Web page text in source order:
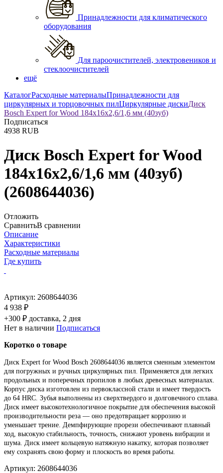
Принадлежности для климатического
оборудования
Для пароочистителей, электровеников и
стеклоочистителей
ещё
КаталогРасходные материалыПринадлежности для
циркулярных и торцовочных пилЦиркулярные дискиДиск
Bosch Expert for Wood 184х16х2,6/1,6 мм (40зуб)
Подписаться
4938 RUB
Диск Bosch Expert for Wood
184х16х2,6/1,6 мм (40зуб)
(2608644036)
Отложить
СравнитьВ сравнении
Описание
Характеристики
Расходные материалы
Где купить
Артикул: 2608644036
4 938 ₽
+300 ₽ доставка, 2 дня
Нет в наличии Подписаться
Коротко о товаре
Диск Expert for Wood Bosch 2608644036 является сменным элементом
для погружных и ручных циркулярных пил. Применяется для легких
продольных и поперечных пропилов в любых древесных материалах.
Корпус диска изготовлен из первоклассной стали и имеет твердость
до 64 HRC. Зубья выполнены из сверхтвердого и долговечного сплава.
Диск имеет высокотехнологичное покрытие для обеспечения высокой
производительности реза — оно предотвращает коррозию и
уменьшает трение. Демпфирующие прорези обеспечивают плавный
ход, высокую стабильность, точность, снижают уровень вибрации и
шума. Диск имеет кольцевую натяжную накатку, которая позволяет
ему сохранять свою форму и плоскость во время работы.
Артикул: 2608644036